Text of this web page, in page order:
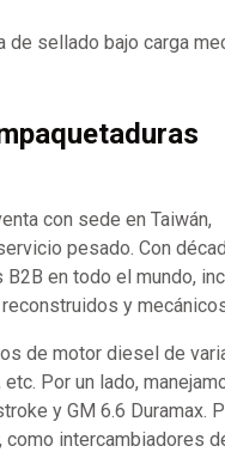
sellado bajo carga
con sede en Taiwán,
pesado. Con
en todo el mundo,
y
de motor diesel de
Por un lado,
y GM 6.6 Duramax.
intercambiadores